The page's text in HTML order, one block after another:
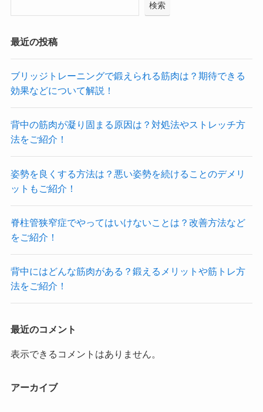
検索
最近の投稿
ブリッジトレーニングで鍛えられる筋肉は？期待できる
効果などについて解説！
背中の筋肉が凝り固まる原因は？対処法やストレッチ方
法をご紹介！
姿勢を良くする方法は？悪い姿勢を続けることのデメリ
ットもご紹介！
脊柱管狭窄症でやってはいけないことは？改善方法など
をご紹介！
背中にはどんな筋肉がある？鍛えるメリットや筋トレ方
法をご紹介！
最近のコメント
表示できるコメントはありません。
アーカイブ